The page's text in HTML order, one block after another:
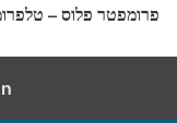
פרומפטר פלוס –